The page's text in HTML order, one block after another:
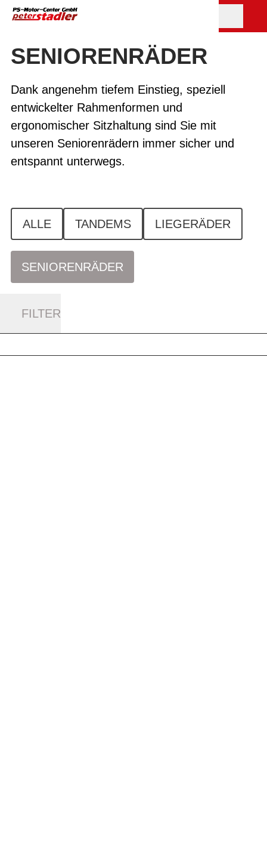
SENIOREN­RÄDER
Dank angenehm tiefem Einstieg, speziell
entwickelter Rahmenformen und
ergonomischer Sitzhaltung sind Sie mit
unseren Seniorenrädern immer sicher und
entspannt unterwegs.
ALLE TANDEMS LIEGERÄDER
SENIORENRÄDER
FILTER